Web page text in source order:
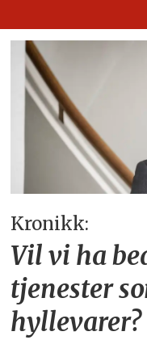
Kronikk:
Vil vi ha
tjenester
hyllevarer?